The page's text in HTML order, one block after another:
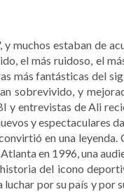
muchos estaban de
el más ruidoso, el
más fantásticas del
sobrevivido, y
y entrevistas de Ali
y espectaculares
en una
en 1996, una
del icono
por su país y por